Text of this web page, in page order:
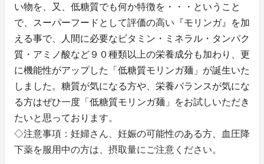
い物を、又、低糖質でも何か特徴を・・・ということ
で、スーパーフードとして評価の高い『モリンガ』を加
える事で、人間に必要なビタミン・ミネラル・タンパク
質・アミノ酸など９０種類以上の栄養成分も加わり、更
に機能性がアップした「低糖質モリンガ麺」が誕生いた
しました。糖質が気になる方や、栄養バランスが気にな
る方はぜひ一度「低糖質モリンガ麺」をお試しいただき
たいと思っております。
◇注意事項：妊婦さん、妊娠の可能性のある方、血圧降
下薬を服用中の方は、摂取量にご注意ください。